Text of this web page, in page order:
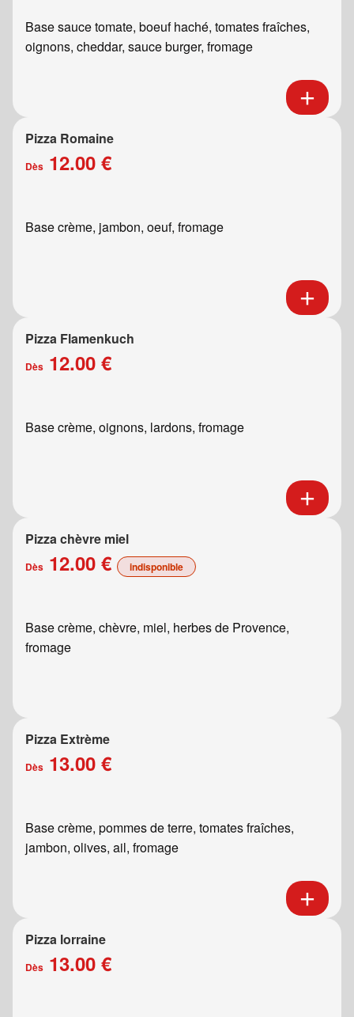
Base sauce tomate, boeuf haché, tomates fraîches,
oignons, cheddar, sauce burger, fromage
Pizza Romaine
Dès 12.00 €
Base crème, jambon, oeuf, fromage
Pizza Flamenkuch
Dès 12.00 €
Base crème, oignons, lardons, fromage
Pizza chèvre miel
Dès 12.00 € indisponible
Base crème, chèvre, miel, herbes de Provence,
fromage
Pizza Extrème
Dès 13.00 €
Base crème, pommes de terre, tomates fraîches,
jambon, olives, ail, fromage
Pizza lorraine
Dès 13.00 €